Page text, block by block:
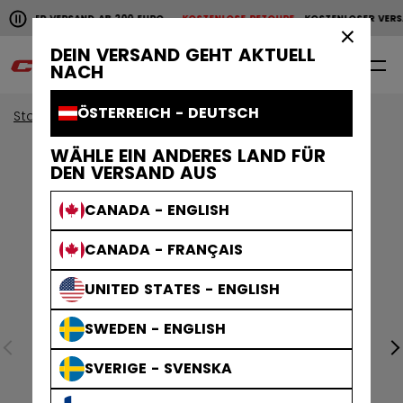
DEIN VERSAND GEHT AKTUELL
NACH
ÖSTERREICH - DEUTSCH
WÄHLE EIN ANDERES LAND FÜR
DEN VERSAND AUS
CANADA - ENGLISH
CANADA - FRANÇAIS
UNITED STATES - ENGLISH
SWEDEN - ENGLISH
SVERIGE - SVENSKA
Horizontale Bildlaufanimation anhalten.
VERSAND AB 200 EUROKOSTENLOSE RETOURE KOSTENLOSER
KOSTENLOSER VERSAND AB 200 EURO KOSTENLOSE
0
Start Bekleidung